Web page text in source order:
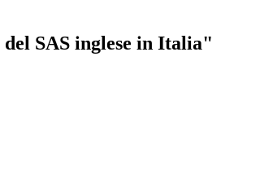
SAS inglese in Italia"